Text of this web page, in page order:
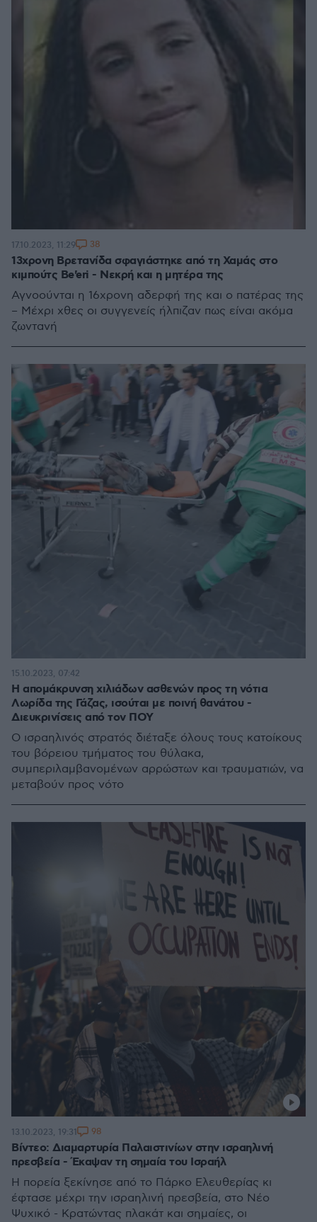
13χρονη Βρετανίδα σφαγιάστηκε από τη Χαμάς στο
κιμπούτς Be'eri - Νεκρή και η μητέρα της
Αγνοούνται η 16χρονη αδερφή της και ο πατέρας της
– Μέχρι χθες οι συγγενείς ήλπιζαν πως είναι ακόμα
ζωντανή
17.10.2023, 11:29 38
Η απομάκρυνση χιλιάδων ασθενών προς τη νότια
Λωρίδα της Γάζας, ισούται με ποινή θανάτου -
Διευκρινίσεις από τον ΠΟΥ
Ο ισραηλινός στρατός διέταξε όλους τους κατοίκους
του βόρειου τμήματος του θύλακα,
συμπεριλαμβανομένων αρρώστων και τραυματιών, να
μεταβούν προς νότο
15.10.2023, 07:42
Βίντεο: Διαμαρτυρία Παλαιστινίων στην ισραηλινή
πρεσβεία - Έκαψαν τη σημαία του Ισραήλ
Η πορεία ξεκίνησε από το Πάρκο Ελευθερίας κι
έφτασε μέχρι την ισραηλινή πρεσβεία, στο Νέο
Ψυχικό - Κρατώντας πλακάτ και σημαίες, οι
13.10.2023, 19:31 98